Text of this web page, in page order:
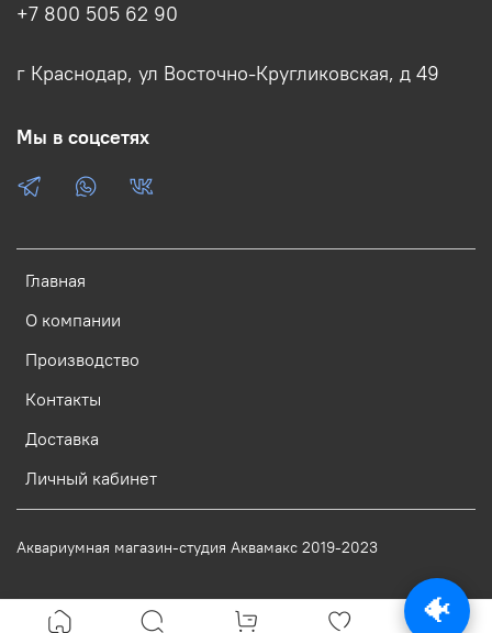
Главная
О компании
Производство
Контакты
Доставка
Личный кабинет
+7 800 505 62 90
г Краснодар, ул Восточно-Кругликовская, д 49
Мы в соцсетях
Аквариумная магазин-студия Аквамакс 2019-2023
🐠